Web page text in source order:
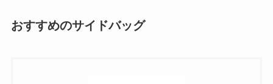
おすすめのサイドバッグ